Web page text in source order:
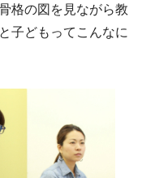
格の図を見ながら教
子どもってこんなに